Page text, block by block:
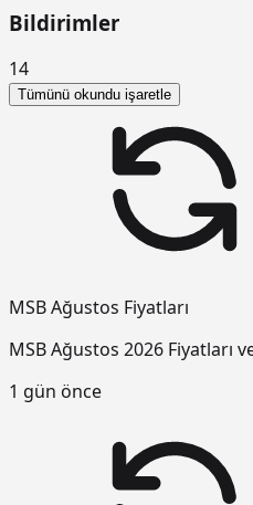
Bildirimler
14
Tümünü okundu işaretle
MSB Ağustos Fiyatları
MSB Ağustos 2026 Fiyatları
1 gün önce